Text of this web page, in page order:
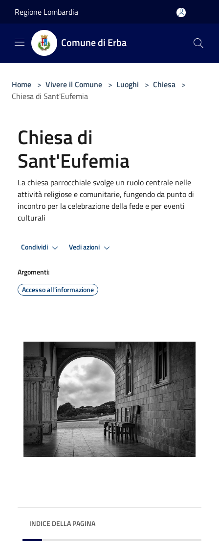
Regione Lombardia
Comune di Erba
Home > Vivere il Comune > Luoghi > Chiesa >
Chiesa di Sant'Eufemia
Chiesa di
Sant'Eufemia
La chiesa parrocchiale svolge un ruolo centrale nelle
attività religiose e comunitarie, fungendo da punto di
incontro per la celebrazione della fede e per eventi
culturali
Condividi Vedi azioni
Argomenti:
Accesso all'informazione
INDICE DELLA PAGINA